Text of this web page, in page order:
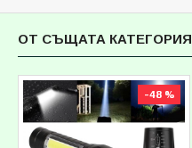
ОТ СЪЩАТА КАТЕГОРИЯ
-48 %